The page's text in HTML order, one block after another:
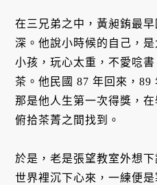
在三兄弟之中，黃昶銪最
深。他說小時候的自己，
小孩，玩心太重，不愛唸
茶。他民國 87 年回來，
那是他人生第一次得獎，
俯拾茶菁之間找到。
於是，老是張望教室外想
世界裡沉下心來，一練便是